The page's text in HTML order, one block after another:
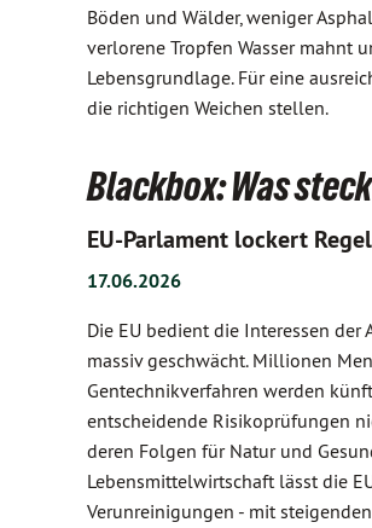
Böden und Wälder, weniger
verlorene Tropfen Wasser mahnt
Lebensgrundlage. Für eine
die richtigen Weichen stellen.
Blackbox: Was
EU-Parlament lockert
17.06.2026
Die EU bedient die Interessen
massiv geschwächt. Millionen
Gentechnikverfahren werden
entscheidende Risikoprüfungen
deren Folgen für Natur und
Lebensmittelwirtschaft lässt die
Verunreinigungen - mit